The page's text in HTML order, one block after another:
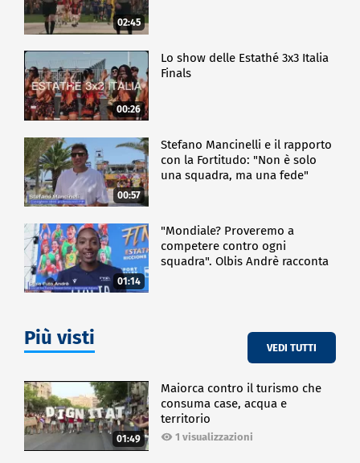
02:45
00:26
Lo show delle Estathé 3x3 Italia
Finals
00:57
Stefano Mancinelli e il rapporto
con la Fortitudo: "Non è solo
una squadra, ma una fede"
01:14
"Mondiale? Proveremo a
competere contro ogni
squadra". Olbis Andrè racconta
Più visti VEDI TUTTI
01:49
Maiorca contro il turismo che
consuma case, acqua e
territorio
1 visualizzazioni